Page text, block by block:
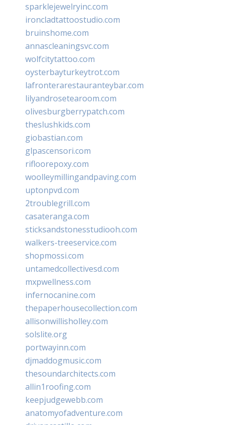
sparklejewelryinc.com
ironcladtattoostudio.com
bruinshome.com
annascleaningsvc.com
wolfcitytattoo.com
oysterbayturkeytrot.com
lafronterarestauranteybar.com
lilyandrosetearoom.com
olivesburgberrypatch.com
theslushkids.com
giobastian.com
glpascensori.com
rifloorepoxy.com
woolleymillingandpaving.com
uptonpvd.com
2troublegrill.com
casateranga.com
sticksandstonesstudiooh.com
walkers-treeservice.com
shopmossi.com
untamedcollectivesd.com
mxpwellness.com
infernocanine.com
thepaperhousecollection.com
allisonwillisholley.com
solslite.org
portwayinn.com
djmaddogmusic.com
thesoundarchitects.com
allin1roofing.com
keepjudgewebb.com
anatomyofadventure.com